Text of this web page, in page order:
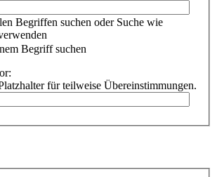
Begriffen suchen oder Suche wie
Begriff suchen
für teilweise Übereinstimmungen.